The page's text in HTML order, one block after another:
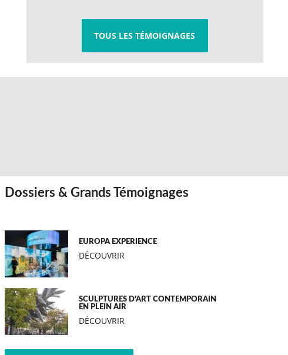
TOUS LES TÉMOIGNAGES
Dossiers & Grands Témoignages
EUROPA EXPERIENCE
DÉCOUVRIR
SCULPTURES D’ART CONTEMPORAIN
EN PLEIN AIR
DÉCOUVRIR